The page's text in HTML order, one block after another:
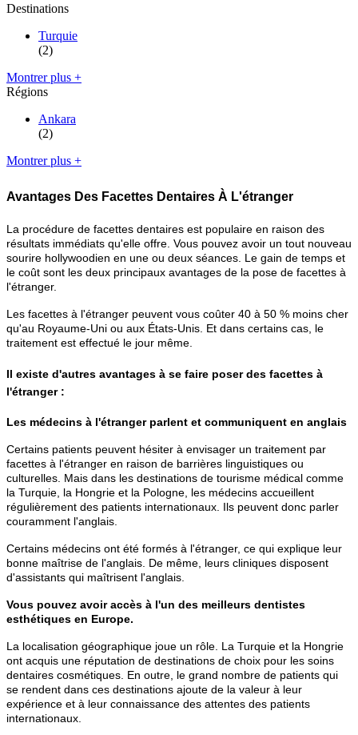
Destinations
Turquie
(2)
Montrer plus +
Régions
Ankara
(2)
Montrer plus +
Avantages Des Facettes Dentaires À L'étranger
La procédure de facettes dentaires est populaire en raison des
résultats immédiats qu'elle offre. Vous pouvez avoir un tout nouveau
sourire hollywoodien en une ou deux séances. Le gain de temps et
le coût sont les deux principaux avantages de la pose de facettes à
l'étranger.
Les facettes à l'étranger peuvent vous coûter 40 à 50 % moins cher
qu'au Royaume-Uni ou aux États-Unis. Et dans certains cas, le
traitement est effectué le jour même.
Il existe d'autres avantages à se faire poser des facettes à
l'étranger :
Les médecins à l'étranger parlent et communiquent en anglais
Certains patients peuvent hésiter à envisager un traitement par
facettes à l'étranger en raison de barrières linguistiques ou
culturelles. Mais dans les destinations de tourisme médical comme
la Turquie, la Hongrie et la Pologne, les médecins accueillent
régulièrement des patients internationaux. Ils peuvent donc parler
couramment l'anglais.
Certains médecins ont été formés à l'étranger, ce qui explique leur
bonne maîtrise de l'anglais. De même, leurs cliniques disposent
d'assistants qui maîtrisent l'anglais.
Vous pouvez avoir accès à l'un des meilleurs dentistes
esthétiques en Europe.
La localisation géographique joue un rôle. La Turquie et la Hongrie
ont acquis une réputation de destinations de choix pour les soins
dentaires cosmétiques. En outre, le grand nombre de patients qui
se rendent dans ces destinations ajoute de la valeur à leur
expérience et à leur connaissance des attentes des patients
internationaux.